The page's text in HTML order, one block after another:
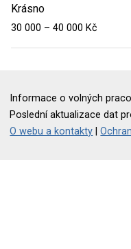
Krásno
30 000 – 40 000 Kč
Informace o volných
Poslední aktualizace dat
O webu a kontakty |